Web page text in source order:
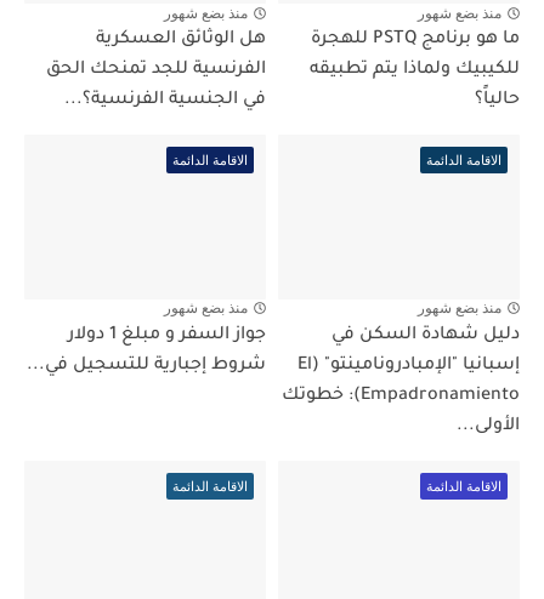
منذ بضع شهور
ما هو برنامج PSTQ للهجرة
للكيبيك ولماذا يتم تطبيقه
حالياً؟
منذ بضع شهور
هل الوثائق العسكرية
الفرنسية للجد تمنحك الحق
في الجنسية الفرنسية؟...
الاقامة الدائمة
منذ بضع شهور
دليل شهادة السكن في
إسبانيا "الإمبادرونامينتو" (El
Empadronamiento): خطوتك
الأولى...
الاقامة الدائمة
منذ بضع شهور
جواز السفر و مبلغ 1 دولار
شروط إجبارية للتسجيل في...
الاقامة الدائمة الاقامة الدائمة